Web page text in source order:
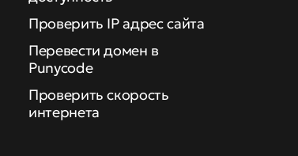
Проверить IP адрес сайта
Перевести домен в
Punycode
Проверить скорость
интернета